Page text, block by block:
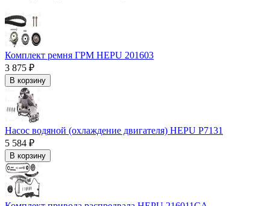
Комплект ремня ГРМ HEPU 201603
3 875 ₽
В корзину
Насос водяной (охлаждение двигателя) HEPU P7131
5 584 ₽
В корзину